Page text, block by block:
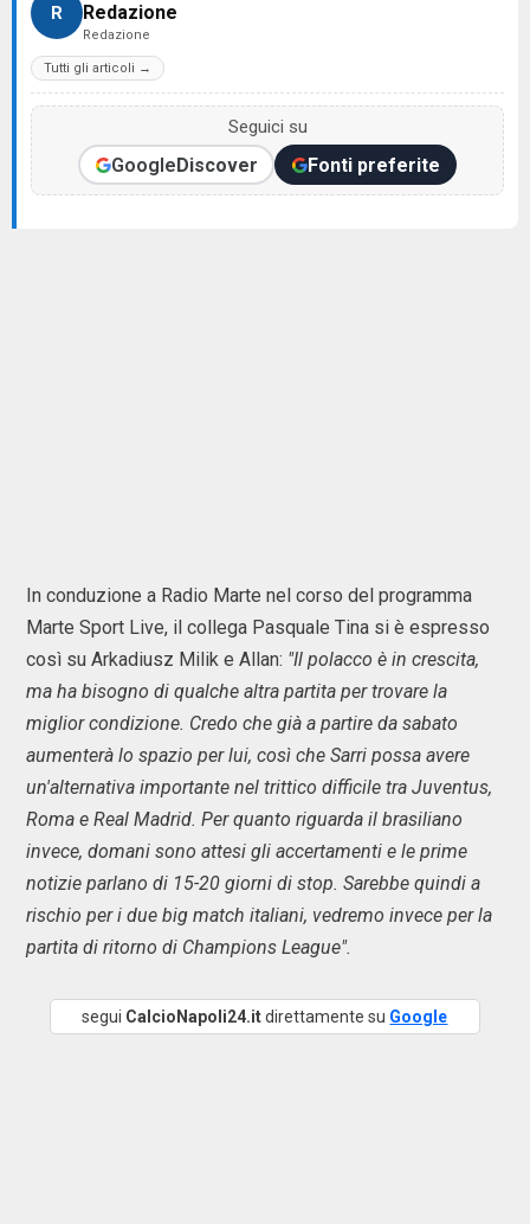
R Redazione
Redazione
Tutti gli articoli →
Seguici su
GoogleDiscover Fonti preferite
In conduzione a Radio Marte nel corso del programma
Marte Sport Live, il collega Pasquale Tina si è espresso
così su Arkadiusz Milik e Allan: "Il polacco è in crescita,
ma ha bisogno di qualche altra partita per trovare la
miglior condizione. Credo che già a partire da sabato
aumenterà lo spazio per lui, così che Sarri possa avere
un'alternativa importante nel trittico difficile tra Juventus,
Roma e Real Madrid. Per quanto riguarda il brasiliano
invece, domani sono attesi gli accertamenti e le prime
notizie parlano di 15-20 giorni di stop. Sarebbe quindi a
rischio per i due big match italiani, vedremo invece per la
partita di ritorno di Champions League".
segui CalcioNapoli24.itdirettamente su Google